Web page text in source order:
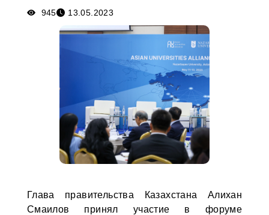
945 13.05.2023
Глава правительства Казахстана Алихан
Смаилов принял участие в форуме